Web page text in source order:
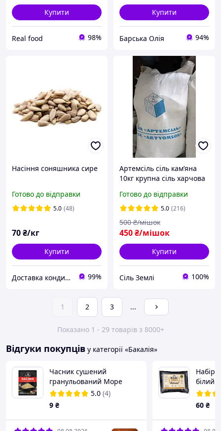
Купити
Real food 98%
Купити
Барська Олія 94%
Насіння соняшника сире
Готово до відправки
5.0 (48)
70₴/кг
Купити
Доставка кондитерської сировини 99%
Артемсіль сіль камʼяна
10кг крупна сіль харчова
оригінал Соледар
Готово до відправки
5.0 (216)
450₴/мішок
500 ₴/мішок
Купити
Сіль Землі 100%
1 2 3 ...
Показано 1 - 29 товарів з 8000+
Відгуки покупців у категорії «Бакалія»
Часник сушений
гранульований Море
Спецій 10 г 5.0 (4)
9 ₴
Набір
білий
60 ₴